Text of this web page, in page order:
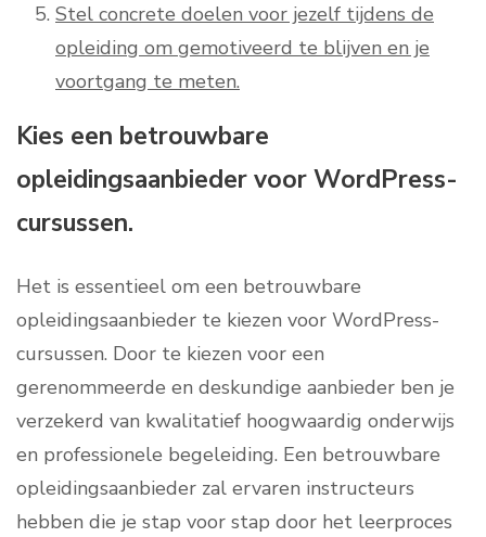
Stel concrete doelen voor jezelf tijdens de
opleiding om gemotiveerd te blijven en je
voortgang te meten.
Kies een betrouwbare
opleidingsaanbieder voor WordPress-
cursussen.
Het is essentieel om een betrouwbare
opleidingsaanbieder te kiezen voor WordPress-
cursussen. Door te kiezen voor een
gerenommeerde en deskundige aanbieder ben je
verzekerd van kwalitatief hoogwaardig onderwijs
en professionele begeleiding. Een betrouwbare
opleidingsaanbieder zal ervaren instructeurs
hebben die je stap voor stap door het leerproces